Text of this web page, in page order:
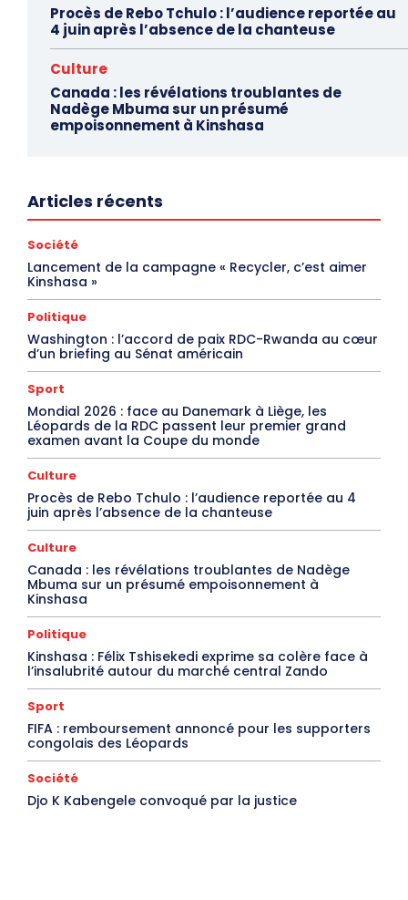
Procès de Rebo Tchulo : l’audience reportée au
4 juin après l’absence de la chanteuse
Culture
Canada : les révélations troublantes de
Nadège Mbuma sur un présumé
empoisonnement à Kinshasa
Articles récents
Société
Lancement de la campagne « Recycler, c’est aimer
Kinshasa »
Politique
Washington : l’accord de paix RDC-Rwanda au cœur
d’un briefing au Sénat américain
Sport
Mondial 2026 : face au Danemark à Liège, les
Léopards de la RDC passent leur premier grand
examen avant la Coupe du monde
Culture
Procès de Rebo Tchulo : l’audience reportée au 4
juin après l’absence de la chanteuse
Culture
Canada : les révélations troublantes de Nadège
Mbuma sur un présumé empoisonnement à
Kinshasa
Politique
Kinshasa : Félix Tshisekedi exprime sa colère face à
l’insalubrité autour du marché central Zando
Sport
FIFA : remboursement annoncé pour les supporters
congolais des Léopards
Société
Djo K Kabengele convoqué par la justice